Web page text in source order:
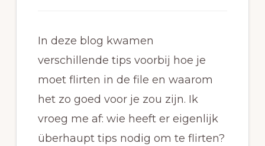
In deze blog kwamen
verschillende tips voorbij hoe je
moet flirten in de file en waarom
het zo goed voor je zou zijn. Ik
vroeg me af: wie heeft er eigenlijk
überhaupt tips nodig om te flirten?